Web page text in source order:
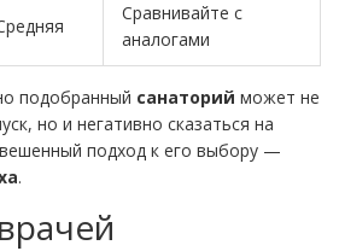
Сравнивайте с
аналогами
подобранный санаторий может не
но и негативно сказаться на
подход к его выбору —
.